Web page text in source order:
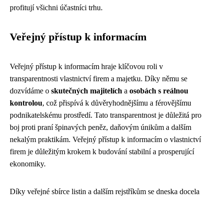
profitují všichni účastníci trhu.
Veřejný přístup k informacím
Veřejný přístup k informacím hraje klíčovou roli v
transparentnosti vlastnictví firem a majetku. Díky němu se
dozvídáme o skutečných majitelích a osobách s reálnou
kontrolou, což přispívá k důvěryhodnějšímu a férovějšímu
podnikatelskému prostředí. Tato transparentnost je důležitá pro
boj proti praní špinavých peněz, daňovým únikům a dalším
nekalým praktikám. Veřejný přístup k informacím o vlastnictví
firem je důležitým krokem k budování stabilní a prosperující
ekonomiky.
Díky veřejné sbírce listin a dalším rejstříkům se dneska docela